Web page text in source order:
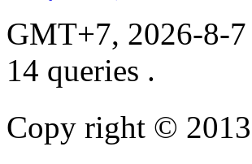
GMT+7, 2026-8-7
14 queries .
Copy right © 2013